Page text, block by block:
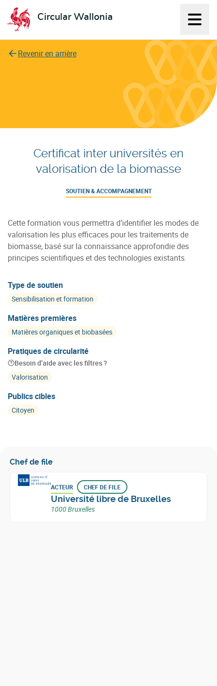
Circular Wallonia
L'économie circulaire
Revenir en arrière
Certificat inter universités en
valorisation de la biomasse
SOUTIEN & ACCOMPAGNEMENT
Cette formation vous permettra d’identifier les modes de
valorisation les plus efficaces pour les traitements de
biomasse, basé sur la connaissance approfondie des
principes scientifiques et des technologies existants.
Type de soutien
Sensibilisation et formation
Matières premières
Matières organiques et biobasées
Pratiques de circularité
Besoin d’aide avec les filtres ?
Valorisation
Publics cibles
Citoyen
Chef de file
ACTEUR CHEF DE FILE
Université libre de Bruxelles
1000 Bruxelles